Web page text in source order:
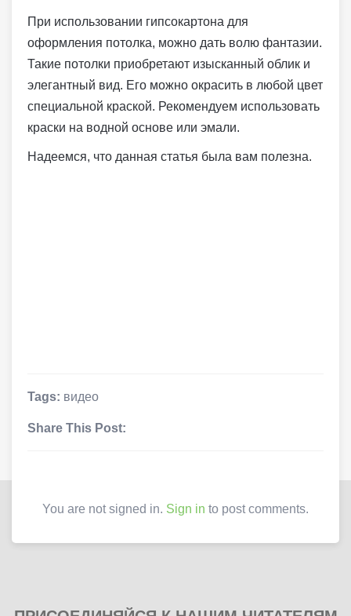
При использовании гипсокартона для
оформления потолка, можно дать волю фантазии.
Такие потолки приобретают изысканный облик и
элегантный вид. Его можно окрасить в любой цвет
специальной краской. Рекомендуем использовать
краски на водной основе или эмали.
Надеемся, что данная статья была вам полезна.
Tags: видео
Share This Post:
You are not signed in. Sign in to post comments.